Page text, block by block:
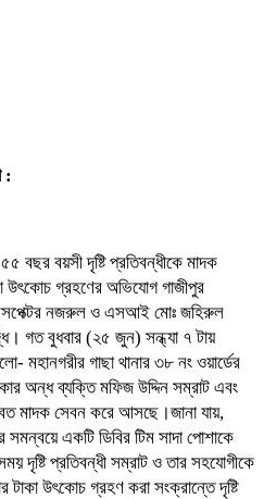
:
বছর বয়সী দৃষ্টি প্রতিবন্ধীকে মাদক
উৎকোচ গ্রহণের অভিযোগ গাজীপুর
ইন্সপেক্টর নজরুল ও এসআই মোঃ জহিরুল
গত বুধবার (২৫ জুন) সন্ধ্যা ৭ টায়
মহানগরীর গাছা থানার ৩৮ নং ওয়ার্ডের
অন্ধ ব্যক্তি মফিজ উদ্দিন সম্রাট এবং
মাদক সেবন করে আসছে।জানা যায়,
একটি ডিবির টিম সাদা পোশাকে
দৃষ্টি প্রতিবন্ধী সম্রাট ও তার সহযোগীকে
উৎকোচ গ্রহণ করা সংক্রান্তে দৃষ্টি